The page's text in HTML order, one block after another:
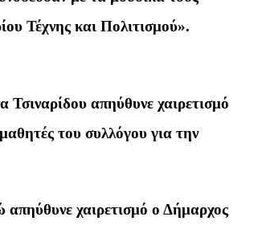
Τέχνης και Πολιτισμού».
απηύθυνε χαιρετισμό
του συλλόγου για την
χαιρετισμό ο Δήμαρχος